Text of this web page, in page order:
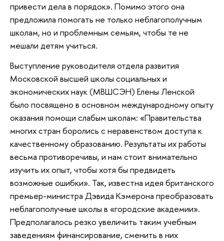
привести дела в порядок». Помимо этого она
предложила помогать не только неблагополучным
школам, но и проблемным семьям, чтобы те не
мешали детям учиться.
Выступление руководителя отдела развития
Московской высшей школы социальных и
экономических наук (МВШСЭН) Елены Ленской
было посвящено в основном международному опыту
оказания помощи слабым школам: «Правительства
многих стран боролись с неравенством доступа к
качественному образованию. Результаты их работы
весьма противоречивы, и нам стоит внимательно
изучить их опыт, чтобы хотя бы предвидеть
возможные ошибки». Так, известна идея британского
премьер-министра Дэвида Кэмерона преобразовать
неблагополучные школы в «городские академии».
Предполагалось резко увеличить таким учебным
заведениям финансирование, сменить в них